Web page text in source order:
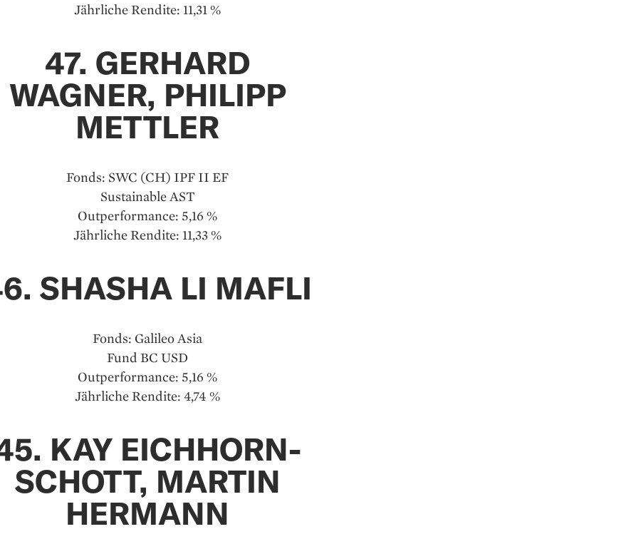
Jährliche Rendite: 11,31 %
47. GERHARD
WAGNER, PHILIPP
METTLER
Fonds: SWC (CH) IPF II EF
Sustainable AST
Outperformance: 5,16 %
Jährliche Rendite: 11,33 %
SHASHA LI MAFLI
Fonds: Galileo Asia
Fund BC USD
Outperformance: 5,16 %
Jährliche Rendite: 4,74 %
KAY EICHHORN-
SCHOTT, MARTIN
HERMANN